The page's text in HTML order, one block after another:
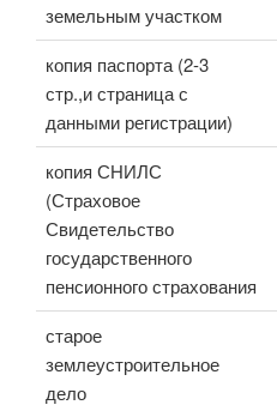
земельным участком
копия паспорта (2-3
стр.,и страница с
данными регистрации)
копия СНИЛС
(Страховое
Свидетельство
государственного
пенсионного страхования
старое
землеустроительное
дело